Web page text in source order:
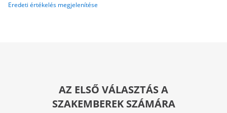
Eredeti értékelés megjelenítése
AZ ELSŐ VÁLASZTÁS A
SZAKEMBEREK SZÁMÁRA